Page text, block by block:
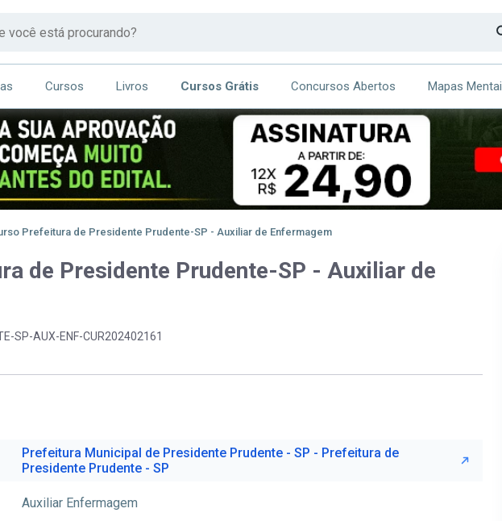
Cursos Livros Cursos Grátis Concursos Abertos Mapas
Prefeitura de Presidente Prudente-SP - Auxiliar de Enfermagem
de Presidente Prudente-SP - Auxiliar de
SP-AUX-ENF-CUR202402161
Prefeitura Municipal de Presidente Prudente - SP - Prefeitura de
Presidente Prudente - SP
Auxiliar Enfermagem